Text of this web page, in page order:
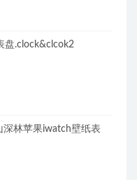
盘.clock&clcok2
深林苹果iwatch壁纸表